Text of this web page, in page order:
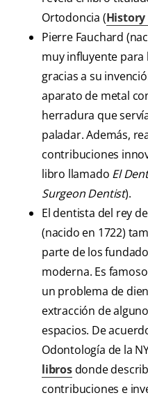
Ortodoncia (
Pierre Fauchard
muy influyente
gracias a su
aparato de metal
herradura que
paladar. Además,
contribuciones
libro llamado El
Surgeon Dentist).
El dentista del rey
(nacido en 1722)
parte de los
moderna. Es
un problema de
extracción de
espacios. De
Odontología de la
librosdonde
contribuciones e